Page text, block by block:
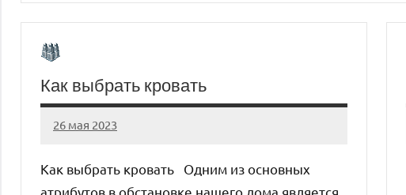
Как выбрать кровать
26 мая 2023
organic63_ru
Нет
Как выбрать кровать Одним из основных
атрибутов в обстановке нашего дома является